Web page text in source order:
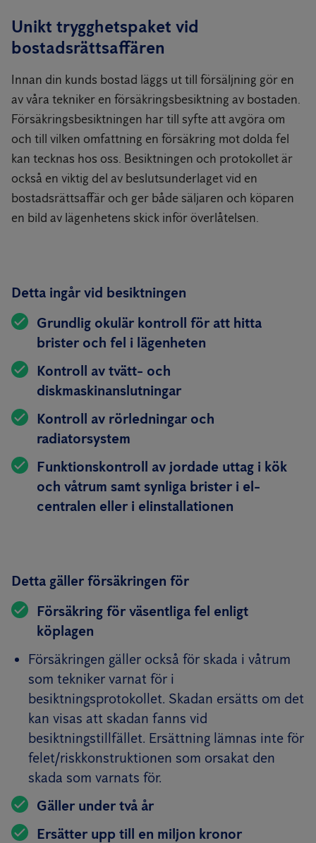
Unikt trygghetspaket vid
bostadsrättsaffären
Innan din kunds bostad läggs ut till försäljning gör en
av våra tekniker en försäkringsbesiktning av bostaden.
Försäkringsbesiktningen har till syfte att avgöra om
och till vilken omfattning en försäkring mot dolda fel
kan tecknas hos oss. Besiktningen och protokollet är
också en viktig del av beslutsunderlaget vid en
bostadsrättsaffär och ger både säljaren och köparen
en bild av lägenhetens skick inför överlåtelsen.
Detta ingår vid besiktningen
Grundlig okulär kontroll för att hitta
brister och fel i lägenheten
Kontroll av tvätt- och
diskmaskinanslutningar
Kontroll av rörledningar och
radiatorsystem
Funktionskontroll av jordade uttag i kök
och våtrum samt synliga brister i el-
centralen eller i elinstallationen
Detta gäller försäkringen för
Försäkring för väsentliga fel enligt
köplagen
Försäkringen gäller också för skada i våtrum
som tekniker varnat för i
besiktningsprotokollet. Skadan ersätts om det
kan visas att skadan fanns vid
besiktningstillfället. Ersättning lämnas inte för
felet/riskkonstruktionen som orsakat den
skada som varnats för.
Gäller under två år
Ersätter upp till en miljon kronor